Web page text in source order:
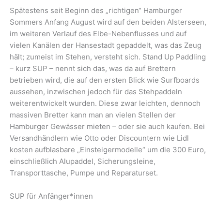
Spätestens seit Beginn des „richtigen“ Hamburger
Sommers Anfang August wird auf den beiden Alsterseen,
im weiteren Verlauf des Elbe-Nebenflusses und auf
vielen Kanälen der Hansestadt gepaddelt, was das Zeug
hält; zumeist im Stehen, versteht sich. Stand Up Paddling
– kurz SUP – nennt sich das, was da auf Brettern
betrieben wird, die auf den ersten Blick wie Surfboards
aussehen, inzwischen jedoch für das Stehpaddeln
weiterentwickelt wurden. Diese zwar leichten, dennoch
massiven Bretter kann man an vielen Stellen der
Hamburger Gewässer mieten – oder sie auch kaufen. Bei
Versandhändlern wie Otto oder Discountern wie Lidl
kosten aufblasbare „Einsteigermodelle“ um die 300 Euro,
einschließlich Alupaddel, Sicherungsleine,
Transporttasche, Pumpe und Reparaturset.
SUP für Anfänger*innen